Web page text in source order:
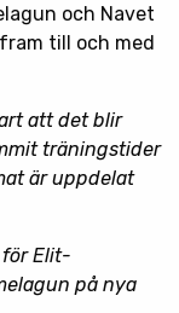
och Navet
till och med
att det blir
träningstider
är uppdelat
för Elit-
på nya